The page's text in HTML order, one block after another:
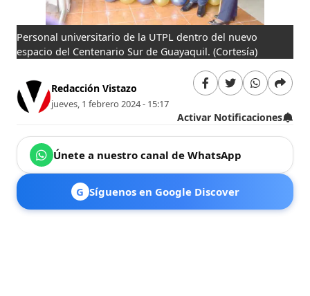
Personal universitario de la UTPL dentro del nuevo
espacio del Centenario Sur de Guayaquil. (Cortesía)
Redacción Vistazo
jueves, 1 febrero 2024 - 15:17
Activar Notificaciones
Únete a nuestro canal de WhatsApp
G Síguenos en Google Discover